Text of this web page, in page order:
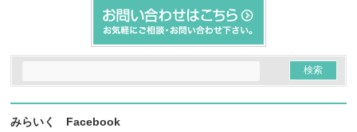
みらいく Facebook